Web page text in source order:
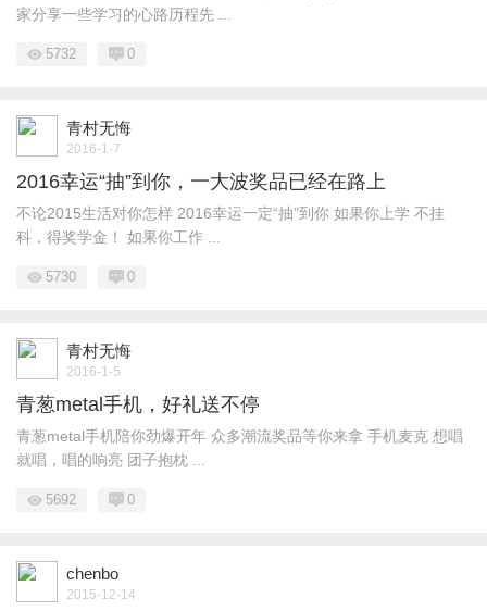
家分享一些学习的心路历程先 ...
5732 0
青村无悔
2016-1-7
2016幸运“抽”到你，一大波奖品已经在路上
不论2015生活对你怎样 2016幸运一定“抽”到你 如果你上学 不挂
科，得奖学金！ 如果你工作 ...
5730 0
青村无悔
2016-1-5
青葱metal手机，好礼送不停
青葱metal手机陪你劲爆开年 众多潮流奖品等你来拿 手机麦克 想唱
就唱，唱的响亮 团子抱枕 ...
5692 0
chenbo
2015-12-14